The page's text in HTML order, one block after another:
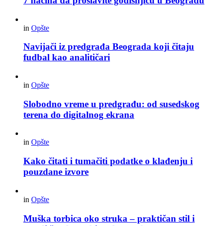
in Opšte
Navijači iz predgrađa Beograda koji čitaju
fudbal kao analitičari
in Opšte
Slobodno vreme u predgrađu: od susedskog
terena do digitalnog ekrana
in Opšte
Kako čitati i tumačiti podatke o klađenju i
pouzdane izvore
in Opšte
Muška torbica oko struka – praktičan stil i